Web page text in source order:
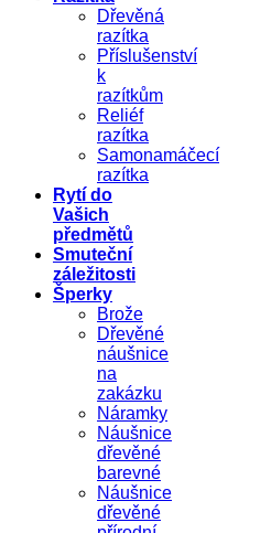
Dřevěná
razítka
Příslušenství
k
razítkům
Reliéf
razítka
Samonamáčecí
razítka
Rytí do
Vašich
předmětů
Smuteční
záležitosti
Šperky
Brože
Dřevěné
náušnice
na
zakázku
Náramky
Náušnice
dřevěné
barevné
Náušnice
dřevěné